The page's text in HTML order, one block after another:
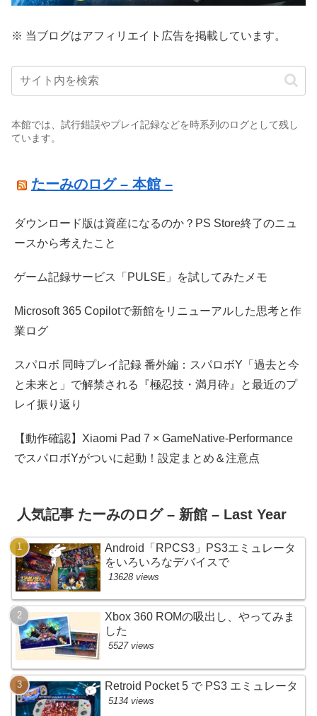
※ 当ブログはアフィリエイト広告を掲載しています。
本館では、試行錯誤やプレイ記録などを時系列のログとして残し
ています。
たーみのログ – 本館 –
ダウンロード版は資産になるのか？PS Store終了のニュ
ースから考えたこと
ゲーム記録サービス「PULSE」を試してみたメモ
Microsoft 365 Copilotで新館をリニューアルした思考と作
業ログ
スパロボ 同時プレイ記録 番外編：スパロボY「過去と今
と未来と」で解禁される『極忍技・満月砕』と最近のプ
レイ振り返り
【動作確認】Xiaomi Pad 7 × GameNative-Performance
でスパロボYがついに起動！設定まとめ＆注意点
人気記事 たーみのログ – 新館 – Last Year
Android「RPCS3」PS3エミュレータ
をいろいろなデバイスで
13628 views
Xbox 360 ROMの吸出し、やってみま
した
5527 views
Retroid Pocket 5 で PS3 エミュレータ
5134 views